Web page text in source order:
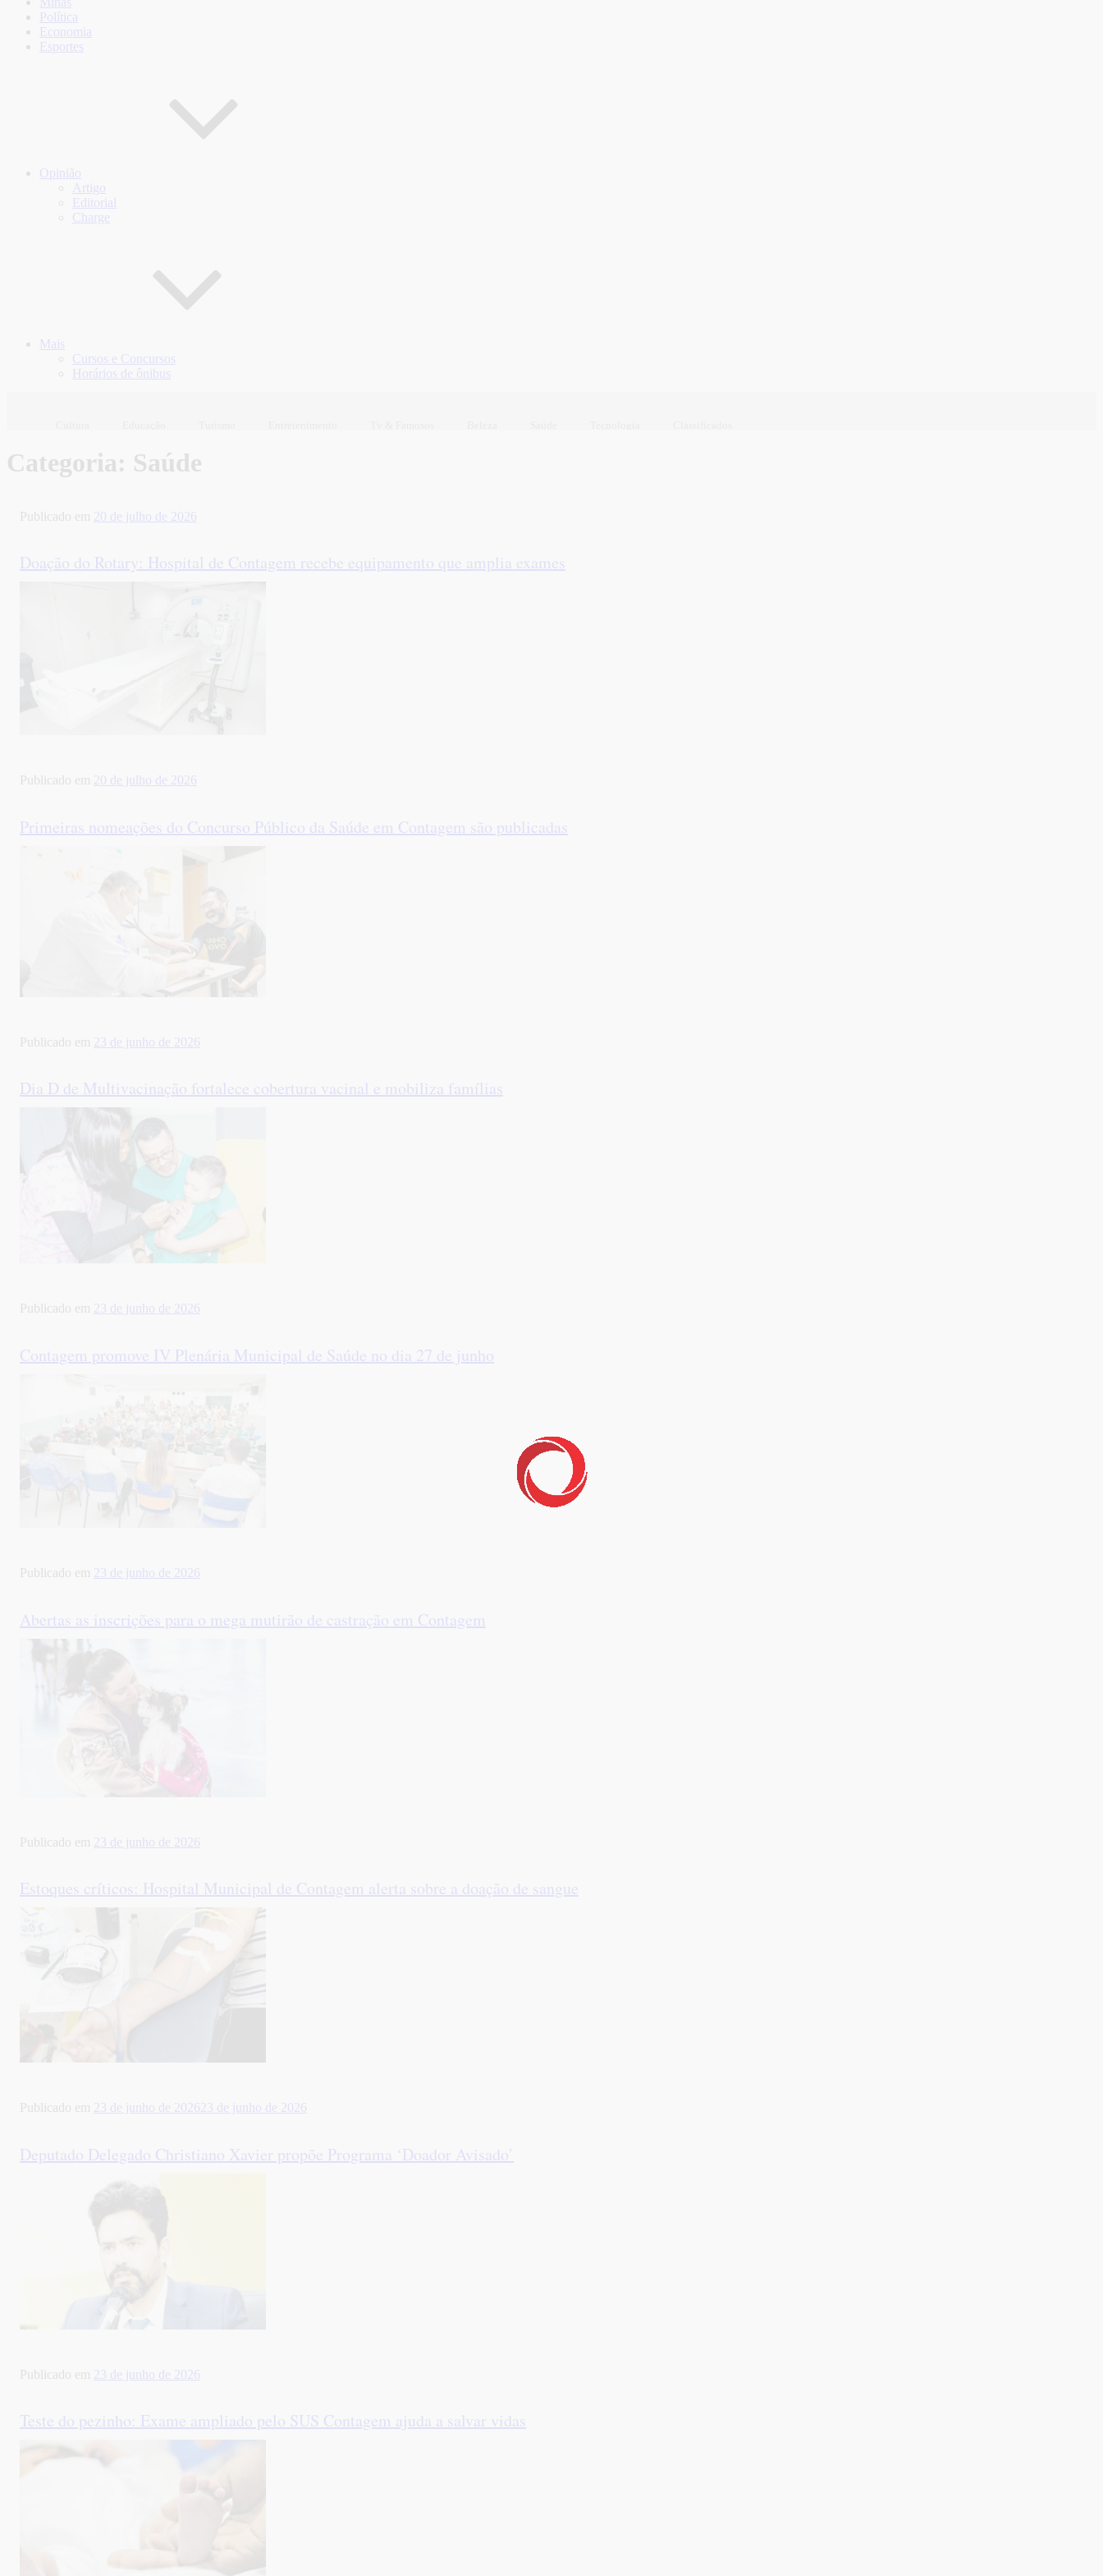
Política
Economia
Esportes
Opinião
Artigo
Editorial
Charge
Mais
Cursos e Concursos
Horários de ônibus
Categoria: Saúde
Publicado em 20 de julho de 2026
Doação do Rotary: Hospital de Contagem recebe equipamento que amplia exames
Publicado em 20 de julho de 2026
Primeiras nomeações do Concurso Público da Saúde em Contagem são publicadas
Publicado em 23 de junho de 2026
Dia D de Multivacinação fortalece cobertura vacinal e mobiliza famílias
Publicado em 23 de junho de 2026
Contagem promove IV Plenária Municipal de Saúde no dia 27 de junho
Publicado em 23 de junho de 2026
Abertas as inscrições para o mega mutirão de castração em Contagem
Publicado em 23 de junho de 2026
Estoques críticos: Hospital Municipal de Contagem alerta sobre a doação de sangue
Publicado em 23 de junho de 2026 23 de junho de 2026
Deputado Delegado Christiano Xavier propõe Programa ‘Doador Avisado’
Publicado em 23 de junho de 2026
Teste do pezinho: Exame ampliado pelo SUS Contagem ajuda a salvar vidas